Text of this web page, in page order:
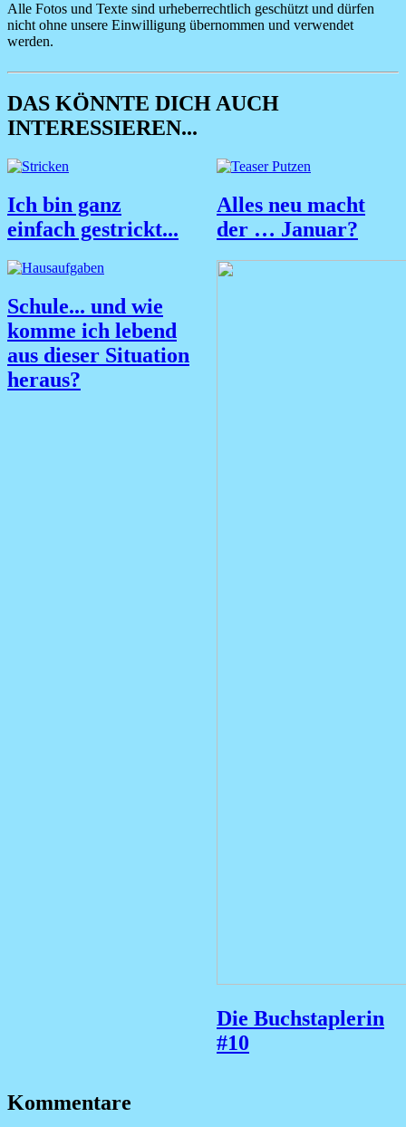
Alle Fotos und Texte sind urheberrechtlich geschützt und dürfen
nicht ohne unsere Einwilligung übernommen und verwendet
werden.
DAS KÖNNTE DICH AUCH
INTERESSIEREN...
Ich bin ganz
einfach gestrickt...
Alles neu macht
der … Januar?
Schule... und wie
komme ich lebend
aus dieser Situation
heraus?
Die Buchstaplerin
#10
Kommentare